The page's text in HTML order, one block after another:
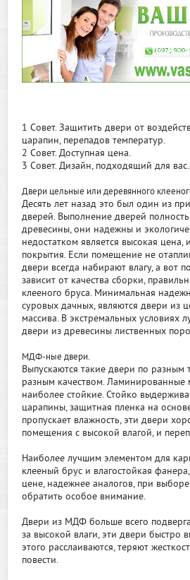
1 Совет. Защитить двери от
царапин, перепадов температур.
2 Совет. Доступная цена.
3 Совет. Дизайн, подходящий для вас.
Двери цельные или деревянного
Десять лет назад это был один из
дверей. Выполнение дверей
древесины, они надежны и
недостатком является высокая цена,
покрытия. Если помещение не
двери всегда набирают влагу, а вот
зависит от качества сборки,
клееного бруса. Минимальная
суровых дачных, являются двери из
массива. В экстремальных условиях
двери из древесины лиственных
МДФ-ные двери.
Выпускаются такие двери по разным
разным качеством.
наиболее стойкие. Стойко
царапины, защитная пленка на
пропускает влажность, эти двери
помещения с высокой влагой, и
Наиболее лучшим элементом для
клееный брус и влагостойкая
цене, надежнее аналогов, при
обратить особое внимание.
Двери из МДФ больше всего
за высокой влаги, эти двери быстро
этого расслаиваются, теряют
повести.